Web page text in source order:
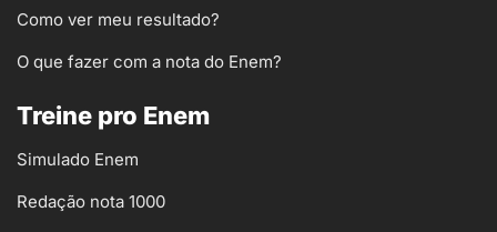
Como ver meu resultado?
O que fazer com a nota do Enem?
Treine pro Enem
Simulado Enem
Redação nota 1000